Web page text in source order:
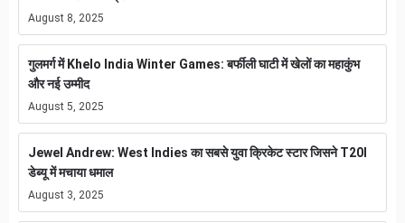
August 8, 2025
गुलमर्ग में Khelo India Winter Games: बर्फीली घाटी में खेलों का महाकुंभ
और नई उम्मीद
August 5, 2025
Jewel Andrew: West Indies का सबसे युवा क्रिकेट स्टार जिसने T20I
डेब्यू में मचाया धमाल
August 3, 2025